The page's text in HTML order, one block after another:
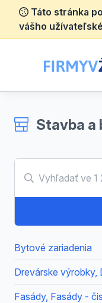
Táto stránka
vášho
Stavba a
Bytové zariadenia
Drevárske výrobky,
Fasády, Fasády -